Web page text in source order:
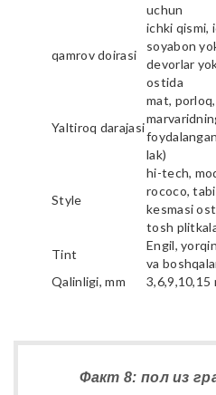
uchun
qamrov doirasi
ichki qismi,
soyabon
devorlar
ostida
Yaltiroq darajasi
mat, porloq,
lak)
Style
hi-tech,
rococo,
kesmasi
tosh
Tint
Engil,
va
Qalinligi, mm
3,6,9,10,15
Факт 8: пол из